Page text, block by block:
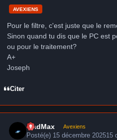
AVEXIENS
Pour le filtre, c'est juste que le
Sinon quand tu dis que le PC est
ou pour le traitement?
A+
Joseph
Citer
MadMax Avexiens
Posté(e) 15 décembre 202515